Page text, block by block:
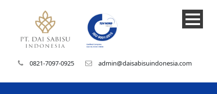
0821-7097-0925 admin@daisabisuindonesia.com